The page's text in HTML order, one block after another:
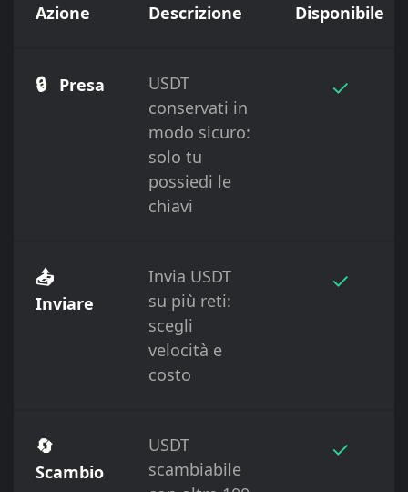
Azione Descrizione Disponibile
🔒 Presa
USDT
conservati in
modo sicuro:
solo tu
possiedi le
chiavi
✓
📤
Inviare
Invia USDT
su più reti:
scegli
velocità e
costo
✓
🔄
Scambio
USDT
scambiabile
✓